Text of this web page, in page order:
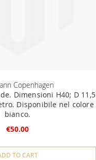
Copenhagen
Dimensioni H40; D 11,5
Disponibile nel colore
bianco.
€50.00
TO CART